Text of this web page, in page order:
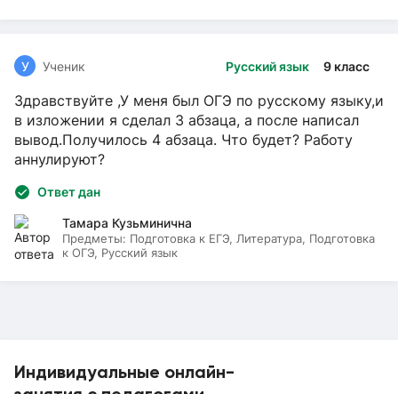
Индивидуальные онлайн-
Русский язык 9 класс
У Ученик
Здравствуйте ,У меня был ОГЭ по русскому языку,и
в изложении я сделал 3 абзаца, а после написал
вывод.Получилось 4 абзаца. Что будет? Работу
аннулируют?
Ответ дан
Тамара Кузьминична
Предметы: Подготовка к ЕГЭ, Литература, Подготовка
к ОГЭ, Русский язык